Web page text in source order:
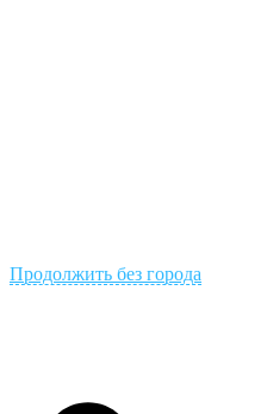
Продолжить без города